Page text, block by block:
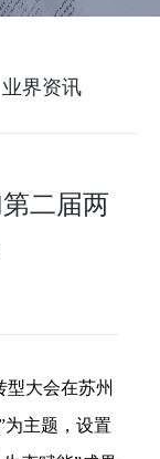
业界资讯
二届两
型大会在苏州
为主题，设置